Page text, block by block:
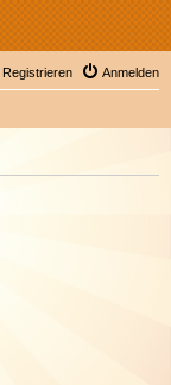
Anmelden
Registrieren